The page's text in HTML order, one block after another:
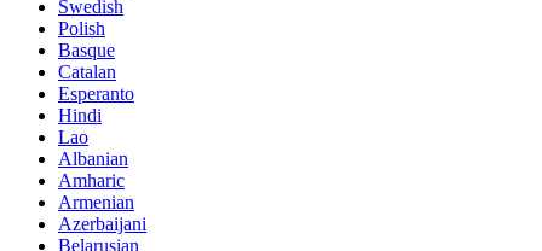
Swedish
Polish
Basque
Catalan
Esperanto
Hindi
Lao
Albanian
Amharic
Armenian
Azerbaijani
Belarusian